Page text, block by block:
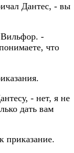
Дантес, - вы
-
что
- нет, я не
дать вам
приказание.